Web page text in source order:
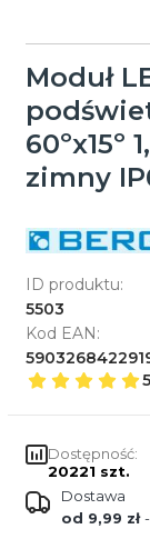
Moduł
60ºx15º
zimny
ID produktu:
5503
Kod EAN:
Dostępność:
20221 szt.
Dostawa
od 9,99 zł-